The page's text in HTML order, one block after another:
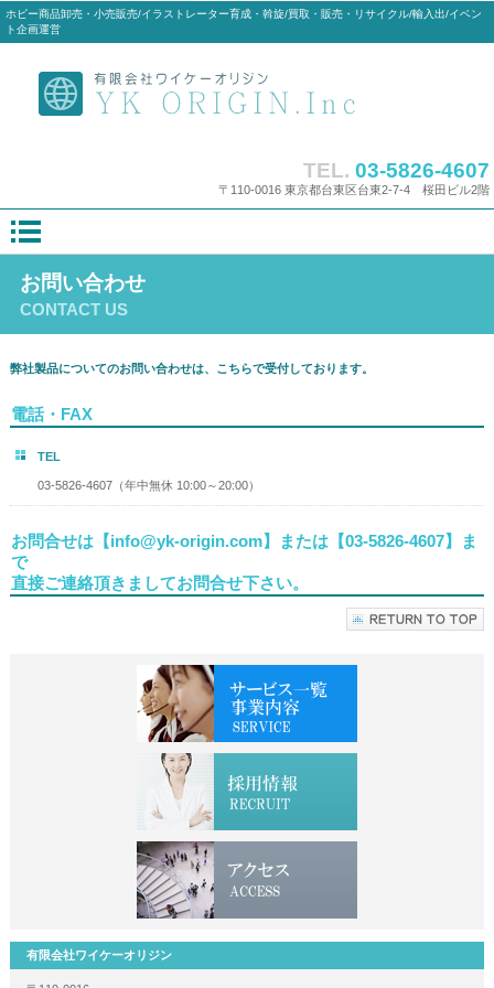
ホビー商品卸売・小売販売/イラストレーター育成・斡旋/買取・販売・リサイクル/輸入出/イベン
ト企画運営
TEL. 03-5826-4607
〒110-0016 東京都台東区台東2-7-4 桜田ビル2階
お問い合わせ
CONTACT US
弊社製品についてのお問い合わせは、こちらで受付しております。
電話・FAX
TEL
03-5826-4607（年中無休 10:00～20:00）
お問合せは【info@yk-origin.com】または【03-5826-4607】ま
で
直接ご連絡頂きましてお問合せ下さい。
有限会社ワイケーオリジン